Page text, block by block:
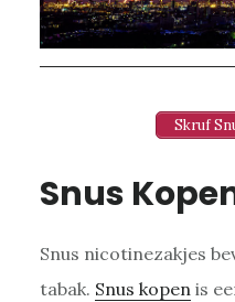
Skruf
Snus
Snus nicotinezakjes
tabak. Snus kopenis